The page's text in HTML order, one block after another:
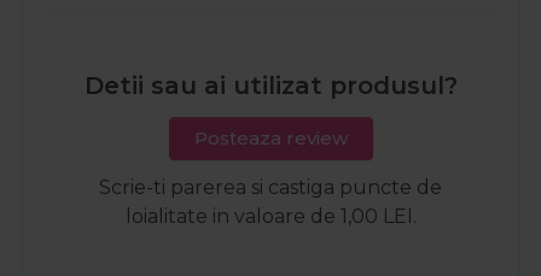
Detii sau ai utilizat produsul?
Posteaza review
Scrie-ti parerea si castiga puncte de
loialitate in valoare de 1,00 LEI.